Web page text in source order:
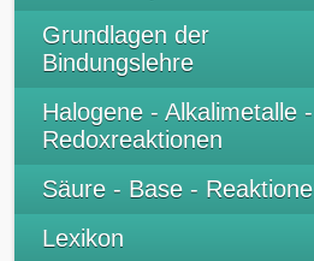
Grundlagen der
Bindungslehre
Halogene - Alkalimetalle -
Redoxreaktionen
Säure - Base -
Lexikon